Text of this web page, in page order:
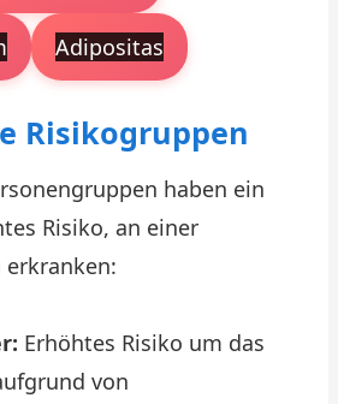
Adipositas
Risikogruppen
haben ein
Risiko, an einer
erkranken:
Erhöhtes Risiko um das
von